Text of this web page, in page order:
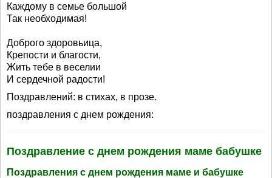
Каждому в семье большой
Так необходимая!
Доброго здоровьица,
Крепости и благости,
Жить тебе в веселии
И сердечной радости!
Поздравлений: в стихах, в прозе.
поздравления с днем рождения:
Поздравление с днем рождения маме бабушке
Поздравления с днем рождения маме и бабушке